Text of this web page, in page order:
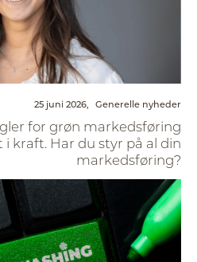
25 juni 2026, Generelle nyheder
for grøn markedsføring
kraft. Har du styr på al din
markedsføring?